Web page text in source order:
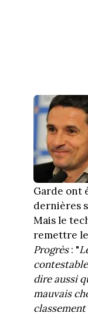
Garde ont
dernières
Mais le
remettre
Progrès: "
dire aussi
mauvais
classement